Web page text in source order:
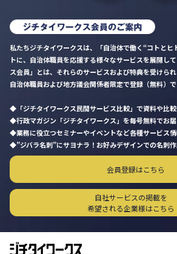
私たちジチタイワークスは、「自治体で働く“コトとヒ
トに、自治体職員を応援する様々なサービスを展開し
ス会員」とは、それらのサービスおよび特典を受けら
自治体職員および地方議会関係者限定で登録（無料）で
「ジチタイワークス民間サービス比較」で資料や比
行政マガジン「ジチタイワークス」を毎号無料でお
業務に役立つセミナーやイベントなど各種サービス
”ジバラ名刺”にサヨナラ！お好みデザインでの名刺
会員登録はこちら
自社サービスの掲載を
希望される企業様はこちら